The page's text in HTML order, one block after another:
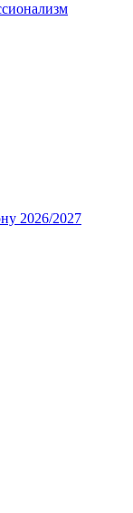
2026/2027